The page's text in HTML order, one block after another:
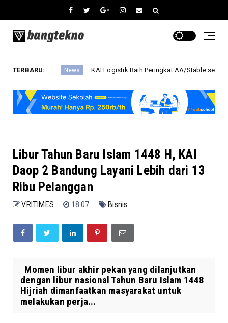
TERBARU:
News KAI Logistik Raih Peringkat AA/Stable serta Tingkat
Libur Tahun Baru Islam 1448 H, KAI
Daop 2 Bandung Layani Lebih dari 13
Ribu Pelanggan
VRITIMES 18:07 Bisnis
Momen libur akhir pekan yang dilanjutkan
dengan libur nasional Tahun Baru Islam 1448
Hijriah dimanfaatkan masyarakat untuk
melakukan perja...